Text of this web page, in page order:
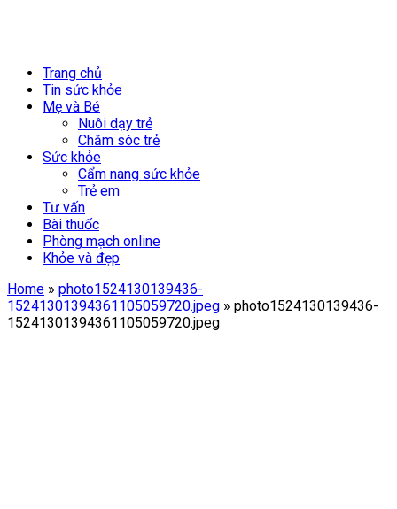
Trang chủ
Tin sức khỏe
Mẹ và Bé
Nuôi dạy trẻ
Chăm sóc trẻ
Sức khỏe
Cẩm nang sức khỏe
Trẻ em
Tư vấn
Bài thuốc
Phòng mạch online
Khỏe và đẹp
Home » photo1524130139436-
15241301394361105059720.jpeg » photo1524130139436-
15241301394361105059720.jpeg